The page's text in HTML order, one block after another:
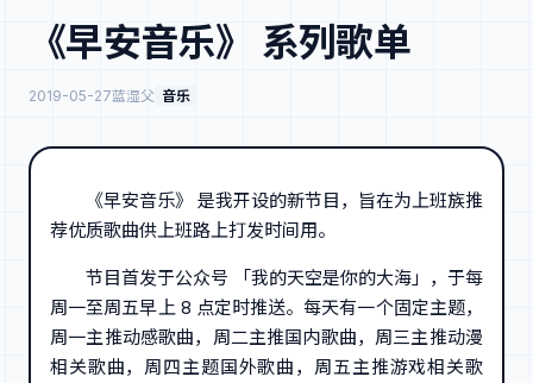
《早安音乐》 系列歌单
2019-05-27蓝湿父 音乐
《早安音乐》 是我开设的新节目，旨在为上班族推
荐优质歌曲供上班路上打发时间用。
节目首发于公众号 「我的天空是你的大海」，于每
周一至周五早上 8 点定时推送。每天有一个固定主题，
周一主推动感歌曲，周二主推国内歌曲，周三主推动漫
相关歌曲，周四主题国外歌曲，周五主推游戏相关歌